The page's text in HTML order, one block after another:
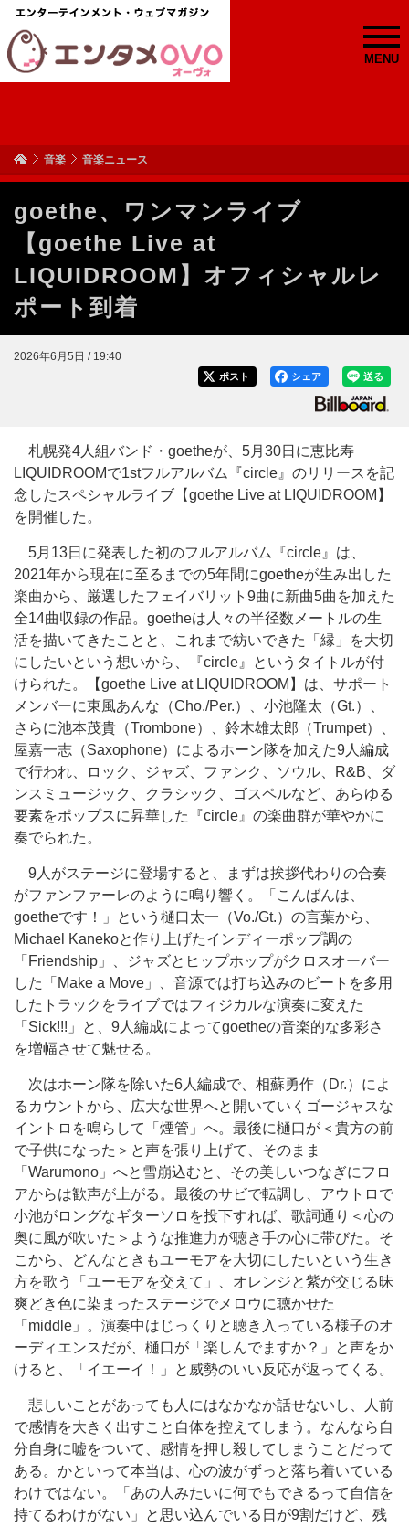
MENU
音楽 音楽ニュース
goethe、ワンマンライブ
【goethe Live at
LIQUIDROOM】オフィシャルレ
ポート到着
2026年6月5日 / 19:40
送る
シェア
ポスト
札幌発4人組バンド・goetheが、5月30日に恵比寿
LIQUIDROOMで1stフルアルバム『circle』のリリースを記
念したスペシャルライブ【goethe Live at LIQUIDROOM】
を開催した。
5月13日に発表した初のフルアルバム『circle』は、
2021年から現在に至るまでの5年間にgoetheが生み出した
楽曲から、厳選したフェイバリット9曲に新曲5曲を加えた
全14曲収録の作品。goetheは人々の半径数メートルの生
活を描いてきたことと、これまで紡いできた「縁」を大切
にしたいという想いから、『circle』というタイトルが付
けられた。【goethe Live at LIQUIDROOM】は、サポート
メンバーに東風あんな（Cho./Per.）、小池隆太（Gt.）、
さらに池本茂貴（Trombone）、鈴木雄太郎（Trumpet）、
屋嘉一志（Saxophone）によるホーン隊を加えた9人編成
で行われ、ロック、ジャズ、ファンク、ソウル、R&B、ダ
ンスミュージック、クラシック、ゴスペルなど、あらゆる
要素をポップスに昇華した『circle』の楽曲群が華やかに
奏でられた。
9人がステージに登場すると、まずは挨拶代わりの合奏
がファンファーレのように鳴り響く。「こんばんは、
goetheです！」という樋口太一（Vo./Gt.）の言葉から、
Michael Kanekoと作り上げたインディーポップ調の
「Friendship」、ジャズとヒップホップがクロスオーバー
した「Make a Move」、音源では打ち込みのビートを多用
したトラックをライブではフィジカルな演奏に変えた
「Sick!!!」と、9人編成によってgoetheの音楽的な多彩さ
を増幅させて魅せる。
次はホーン隊を除いた6人編成で、相蘇勇作（Dr.）によ
るカウントから、広大な世界へと開いていくゴージャスな
イントロを鳴らして「煙管」へ。最後に樋口が＜貴方の前
で子供になった＞と声を張り上げて、そのまま
「Warumono」へと雪崩込むと、その美しいつなぎにフロ
アからは歓声が上がる。最後のサビで転調し、アウトロで
小池がロングなギターソロを投下すれば、歌詞通り＜心の
奥に風が吹いた＞ような推進力が聴き手の心に帯びた。そ
こから、どんなときもユーモアを大切にしたいという生き
方を歌う「ユーモアを交えて」、オレンジと紫が交じる昧
爽どき色に染まったステージでメロウに聴かせた
「middle」。演奏中はじっくりと聴き入っている様子のオ
ーディエンスだが、樋口が「楽しんでますか？」と声をか
けると、「イエーイ！」と威勢のいい反応が返ってくる。
悲しいことがあっても人にはなかなか話せないし、人前
で感情を大きく出すこと自体を控えてしまう。なんなら自
分自身に嘘をついて、感情を押し殺してしまうことだって
ある。かといって本当は、心の波がずっと落ち着いている
わけではない。「あの人みたいに何でもできるって自信を
持てるわけがない」と思い込んでいる日が9割だけど、残